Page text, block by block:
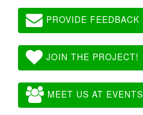
PROVIDE FEEDBACK
JOIN THE PROJECT!
MEET US AT EVENTS